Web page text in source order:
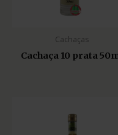
Cachaças
Cachaça 10 prata